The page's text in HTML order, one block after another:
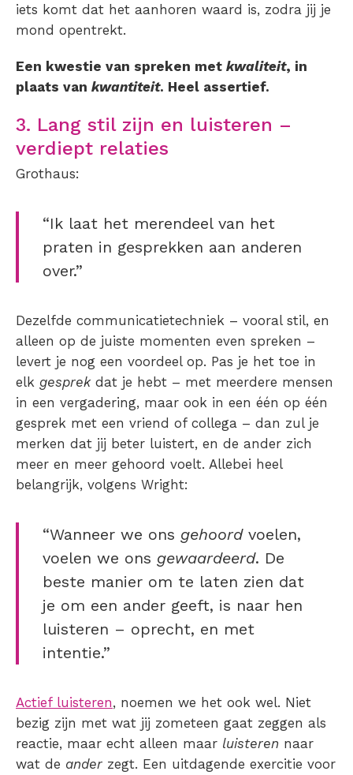
iets komt dat het aanhoren waard is, zodra jij je
mond opentrekt.
Een kwestie van spreken met kwaliteit, in
plaats van kwantiteit. Heel assertief.
3. Lang stil zijn en luisteren –
verdiept relaties
Grothaus:
“Ik laat het merendeel van het
praten in gesprekken aan anderen
over.”
Dezelfde communicatietechniek – vooral stil, en
alleen op de juiste momenten even spreken –
levert je nog een voordeel op. Pas je het toe in
elk gesprekdat je hebt – met meerdere mensen
in een vergadering, maar ook in een één op één
gesprek met een vriend of collega – dan zul je
merken dat jij beter luistert, en de ander zich
meer en meer gehoord voelt. Allebei heel
belangrijk, volgens Wright:
“Wanneer we ons gehoordvoelen,
voelen we ons gewaardeerd. De
beste manier om te laten zien dat
je om een ander geeft, is naar hen
luisteren – oprecht, en met
intentie.”
Actief luisteren, noemen we het ook wel. Niet
bezig zijn met wat jij zometeen gaat zeggen als
reactie, maar echt alleen maar luisteren naar
wat de ander zegt. Een uitdagende exercitie voor